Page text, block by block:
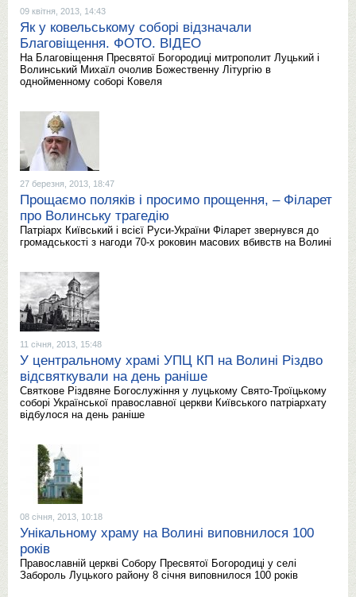
09 квітня, 2013, 14:43
Як у ковельському соборі відзначали
Благовіщення. ФОТО. ВІДЕО
На Благовіщення Пресвятої Богородиці митрополит Луцький і
Волинський Михаїл очолив Божественну Літургію в
однойменному соборі Ковеля
27 березня, 2013, 18:47
Прощаємо поляків і просимо прощення, ‒ Філарет
про Волинську трагедію
Патріарх Київський і всієї Руси-України Філарет звернувся до
громадськості з нагоди 70-х роковин масових вбивств на Волині
11 січня, 2013, 15:48
У центральному храмі УПЦ КП на Волині Різдво
відсвяткували на день раніше
Святкове Різдвяне Богослужіння у луцькому Свято-Троїцькому
соборі Української православної церкви Київського патріархату
відбулося на день раніше
08 січня, 2013, 10:18
Унікальному храму на Волині виповнилося 100
років
Православній церкві Собору Пресвятої Богородиці у селі
Забороль Луцького району 8 січня виповнилося 100 років